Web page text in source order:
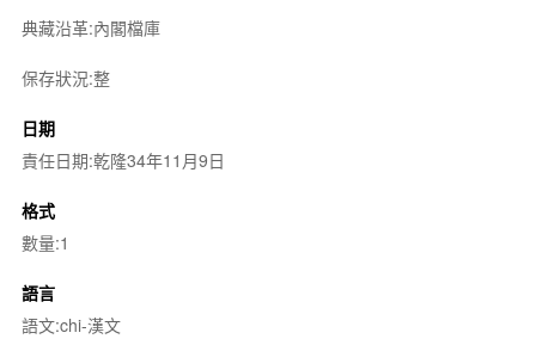
典藏沿革:內閣檔庫
保存狀況:整
日期
責任日期:乾隆34年11月9日
格式
數量:1
語言
語文:chi-漢文